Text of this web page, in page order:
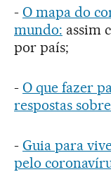
- O mapa do
mundo: assim
por país;
- O que fazer
respostas
- Guia para
pelo